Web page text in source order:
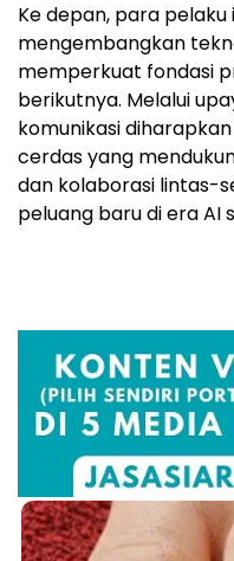
Ke depan, para
mengembangkan
memperkuat fondasi
berikutnya. Melalui
komunikasi
cerdas yang
dan kolaborasi lintas-
peluang baru di era AI